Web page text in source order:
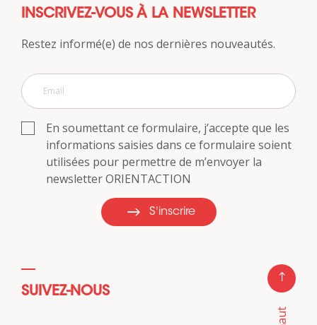
INSCRIVEZ-VOUS À LA NEWSLETTER
Restez informé(e) de nos dernières nouveautés.
En soumettant ce formulaire, j’accepte que les
informations saisies dans ce formulaire soient
utilisées pour permettre de m’envoyer la
newsletter ORIENTACTION
S'inscrire
SUIVEZ-NOUS